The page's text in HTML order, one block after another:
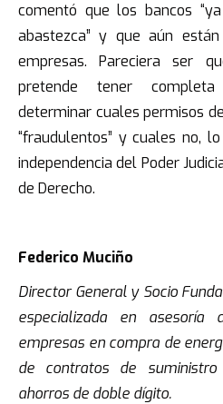
comentó que los bancos
abastezca” y que aún están
empresas. Pareciera ser
pretende tener completa
determinar cuales permisos
“fraudulentos” y cuales no,
independencia del Poder
de Derecho.
Federico Muciño
Director General y Socio
especializada en asesoría
empresas en compra de
de contratos de suministro
ahorros de doble dígito.